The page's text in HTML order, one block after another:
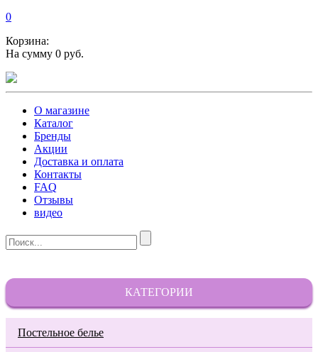
0
Корзина:
На сумму 0 руб.
О магазине
Каталог
Бренды
Акции
Доставка и оплата
Контакты
FAQ
Отзывы
видео
КАТЕГОРИИ
Постельное белье